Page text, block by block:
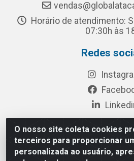
O nosso site coleta cookies
terceiros para proporcionar
personalizada ao usuário,
Horário de atendimento:
07:30h às
Redes
Rua Chipuê, 117 - S. Miguel
08010-260- CNPJ: